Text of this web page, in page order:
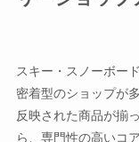
スキー・スノーボー
密着型のショップが
反映された商品が揃
ら、専門性の高いコ